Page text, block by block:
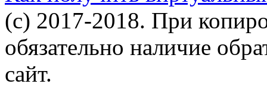
(c) 2017-2018. При
обязательно наличие
сайт.